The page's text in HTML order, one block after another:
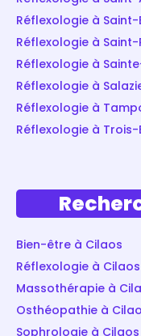
Réflexologie à
Réflexologie à Saint-
Réflexologie à
Réflexologie à
Réflexologie à
Réflexologie à Trois-
Bien-être à Cilaos
Réflexologie à Cilaos
Massothérapie à
Osthéopathie à
Sophrologie à Cilaos